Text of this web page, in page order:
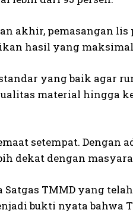
akhir, pemasangan lis
hasil yang
yang baik agar
material hingga
setempat. Dengan
dekat dengan
TMMD yang
bukti nyata bahwa